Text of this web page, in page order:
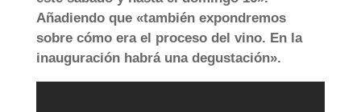
Añadiendo que «también expondremos
sobre cómo era el proceso del vino. En la
inauguración habrá una degustación».